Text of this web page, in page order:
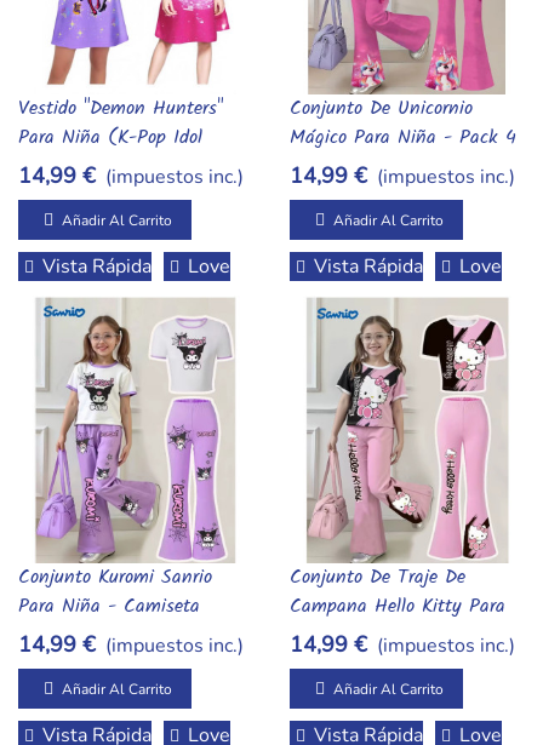
Añadir Al Carrito
Vestido "Demon Hunters"
Para Niña (K-Pop Idol
Inspired)
14,99 € (impuestos inc.)
Añadir Al Carrito
Vista Rápida Love
Añadir Al Carrito
Conjunto De Unicornio
Mágico Para Niña - Pack 4
Piezas: Camiseta, Pantalón
Campana, Bolso Y Gafas
14,99 € (impuestos inc.)
Añadir Al Carrito
Vista Rápida Love
Añadir Al Carrito
Conjunto Kuromi Sanrio
Para Niña - Camiseta
Manga Corta Y Pantalón De
Campana "Rebel Chic"
14,99 € (impuestos inc.)
Añadir Al Carrito
Vista Rápida Love
Añadir Al Carrito
Conjunto De Traje De
Campana Hello Kitty Para
Chicas 🎀 Colección Oficial
Sanrio
14,99 € (impuestos inc.)
Añadir Al Carrito
Vista Rápida Love